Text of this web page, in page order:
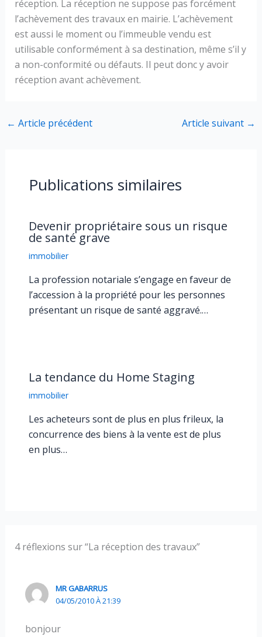
réception. La réception ne suppose pas forcément
l’achèvement des travaux en mairie. L’achèvement
est aussi le moment ou l’immeuble vendu est
utilisable conformément à sa destination, même s’il y
a non-conformité ou défauts. Il peut donc y avoir
réception avant achèvement.
← Article précédent Article suivant →
Publications similaires
Devenir propriétaire sous un risque
de santé grave
immobilier
La profession notariale s’engage en faveur de
l’accession à la propriété pour les personnes
présentant un risque de santé aggravé.…
La tendance du Home Staging
immobilier
Les acheteurs sont de plus en plus frileux, la
concurrence des biens à la vente est de plus
en plus…
4 réflexions sur “La réception des travaux”
MR GABARRUS
04/05/2010 À 21:39
bonjour